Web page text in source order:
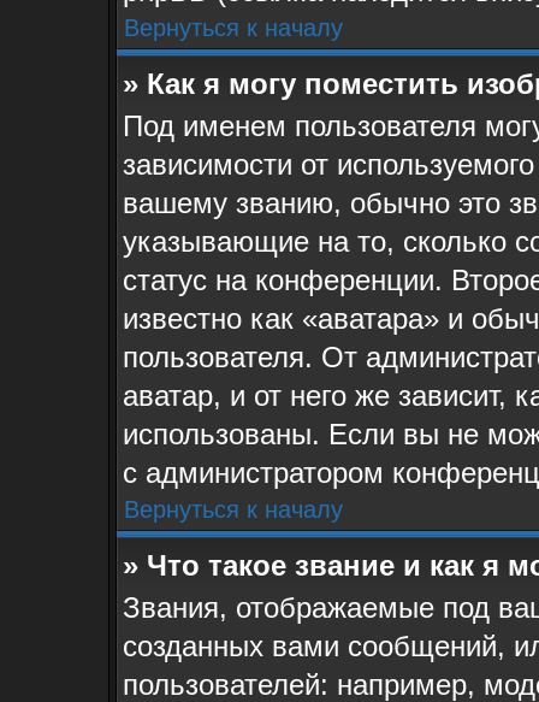
Вернуться к началу
» Как я могу поместить
Под именем пользователя
зависимости от
вашему званию, обычно это
указывающие на то, сколько
статус на конференции.
известно как «аватара» и
пользователя. От
аватар, и от него же зависит,
использованы. Если вы не
с администратором
Вернуться к началу
» Что такое звание и как я
Звания, отображаемые под
созданных вами сообщений,
пользователей: например,